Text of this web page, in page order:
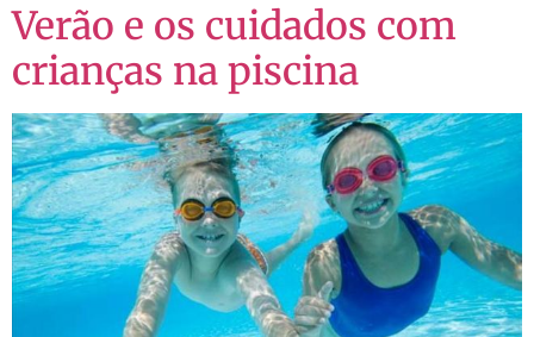
Verão e os cuidados com
crianças na piscina